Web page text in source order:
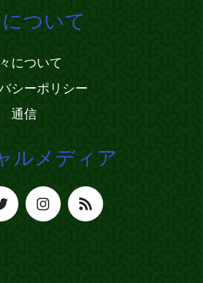
ついて
について
シーポリシー
通信
ルメディア